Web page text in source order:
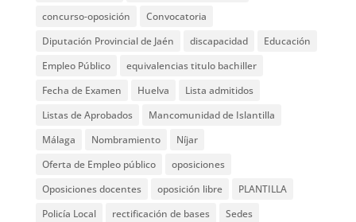
concurso-oposición
Convocatoria
Diputación Provincial de Jaén
discapacidad
Educación
Empleo Público
equivalencias titulo bachiller
Fecha de Examen
Huelva
Lista admitidos
Listas de Aprobados
Mancomunidad de Islantilla
Málaga
Nombramiento
Níjar
Oferta de Empleo público
oposiciones
Oposiciones docentes
oposición libre
PLANTILLA
Policía Local
rectificación de bases
Sedes